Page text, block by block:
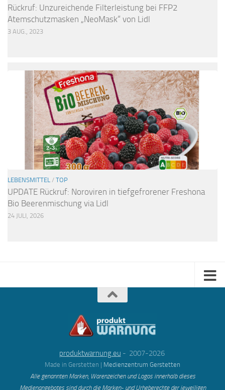
Rückruf: Unzureichende Filterleistung bei FFP2
Atemschutzmasken „NeoMask“ von Lidl
3 AUG., 2023
LEBENSMITTEL / TOP
UPDATE Rückruf: Noroviren in tiefgefrorener Freshona
Bio Beerenmischung via Lidl
24 JULI, 2026
produktwarnung.eu - 2007-2026
Made in Gerstetten | Medienzentrum Gerstetten
Alle genannten Marken, Warenzeichen und Logos innerhalb dieses
Medienangebotes sind durch die Marken- und Urheberechte der jeweiligen